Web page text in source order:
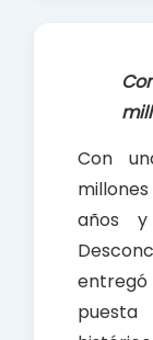
Con
años